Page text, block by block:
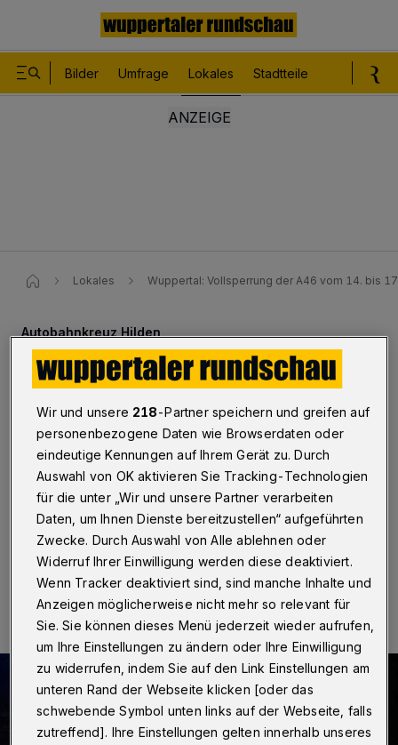
Bilder Umfrage Lokales Stadtteile
Lokales Wuppertal: Vollsperrung der A46 vom 14. bis
Autobahnkreuz Hilden
Vollsperrung der A46 am
Wochenende
Wuppertal
Am Wochenende kann es im Kreuz Hilden
zu erheblichen Staus kommen. Von Freitag ab 22 Uhr
bis Montag um 5 Uhr ist die A46 in beide
Fahrtrichtungen komplett gesperrt.
Eine Minute Lesezeit
Wir und unsere 218-Partner speichern und greifen auf
personenbezogene Daten wie Browserdaten oder
eindeutige Kennungen auf Ihrem Gerät zu. Durch
Auswahl von OK aktivieren Sie Tracking-Technologien
für die unter „Wir und unsere Partner verarbeiten
Daten, um Ihnen Dienste bereitzustellen“ aufgeführten
Zwecke. Durch Auswahl von Alle ablehnen oder
Widerruf Ihrer Einwilligung werden diese deaktiviert.
Wenn Tracker deaktiviert sind, sind manche Inhalte und
Anzeigen möglicherweise nicht mehr so relevant für
Sie. Sie können dieses Menü jederzeit wieder aufrufen,
um Ihre Einstellungen zu ändern oder Ihre Einwilligung
zu widerrufen, indem Sie auf den Link Einstellungen am
unteren Rand der Webseite klicken [oder das
schwebende Symbol unten links auf der Webseite, falls
zutreffend]. Ihre Einstellungen gelten innerhalb unseres